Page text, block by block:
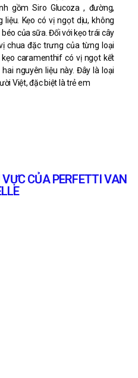
gồm Siro Glucoza , đường,
Kẹo có vị ngọt dịu, không
của sữa. Đối với kẹo trái cây
chua đặc trưng của từng loại
caramenthif có vị ngọt kết
nguyên liệu này. Đây là loại
Việt, đặc biệt là trẻ em
CỦA PERFETTI VAN